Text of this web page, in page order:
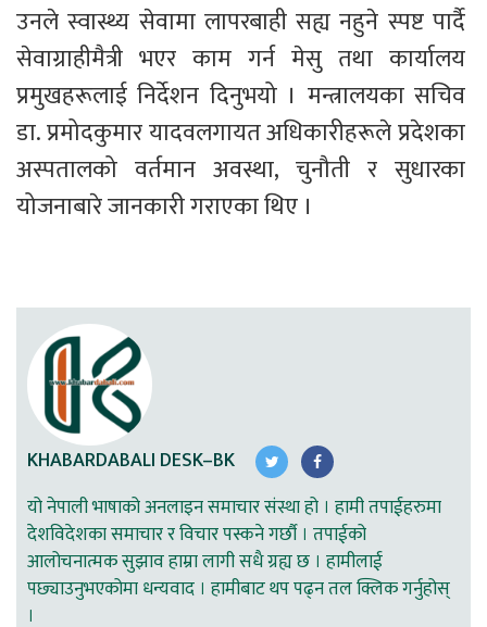
उनले स्वास्थ्य सेवामा लापरबाही सह्य नहुने स्पष्ट पार्दै
सेवाग्राहीमैत्री भएर काम गर्न मेसु तथा कार्यालय
प्रमुखहरूलाई निर्देशन दिनुभयो । मन्त्रालयका सचिव
डा. प्रमोदकुमार यादवलगायत अधिकारीहरूले प्रदेशका
अस्पतालको वर्तमान अवस्था, चुनौती र सुधारका
योजनाबारे जानकारी गराएका थिए ।
KHABARDABALI DESK–BK
यो नेपाली भाषाको अनलाइन समाचार संस्था हो । हामी तपाईहरुमा
देशविदेशका समाचार र विचार पस्कने गर्छौ । तपाईको
आलोचनात्मक सुझाव हाम्रा लागी सधै ग्रह्य छ । हामीलाई
पछ्याउनुभएकोमा धन्यवाद । हामीबाट थप पढ्न तल क्लिक गर्नुहोस्
।